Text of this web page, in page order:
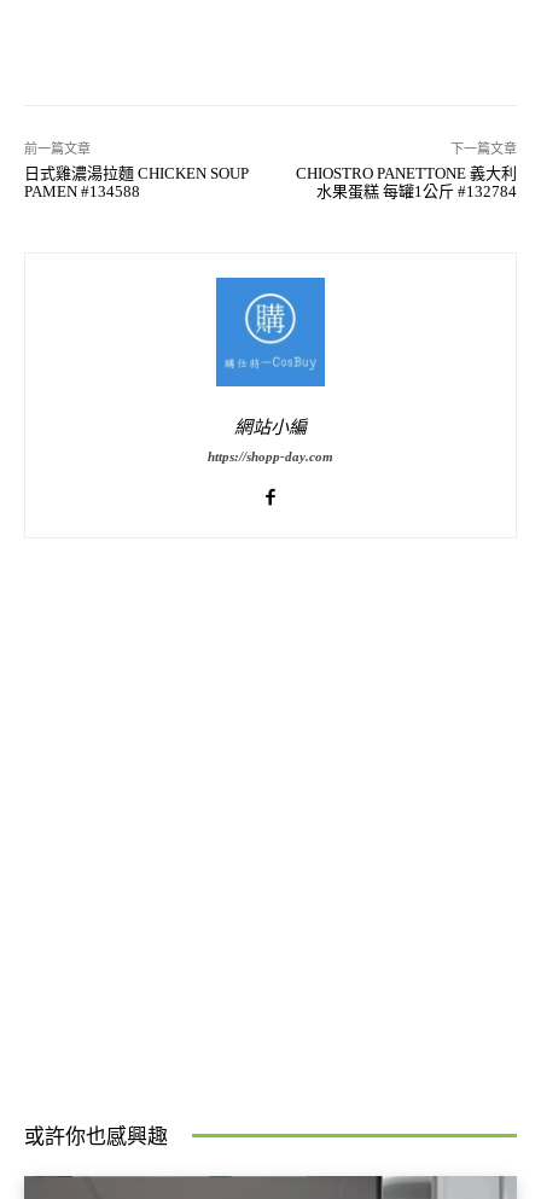
前一篇文章
日式雞濃湯拉麵 CHICKEN SOUP
PAMEN #134588
下一篇文章
CHIOSTRO PANETTONE 義大利
水果蛋糕 每罐1公斤 #132784
網站小編
https://shopp-day.com
或許你也感興趣